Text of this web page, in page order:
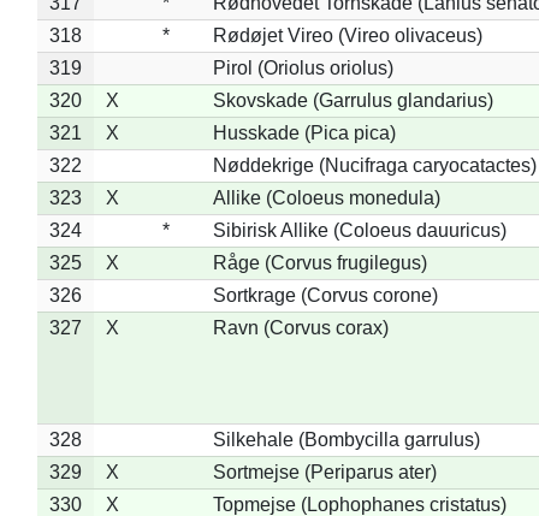
318
*
Rødøjet Vireo (Vireo olivaceus)
319
Pirol (Oriolus oriolus)
320
X
Skovskade (Garrulus glandarius)
321
X
Husskade (Pica pica)
322
Nøddekrige (Nucifraga caryocatactes)
323
X
Allike (Coloeus monedula)
324
*
Sibirisk Allike (Coloeus dauuricus)
325
X
Råge (Corvus frugilegus)
326
Sortkrage (Corvus corone)
327
X Ravn (Corvus corax)
328
Silkehale (Bombycilla garrulus)
329
X
Sortmejse (Periparus ater)
330
X
Topmejse (Lophophanes cristatus)